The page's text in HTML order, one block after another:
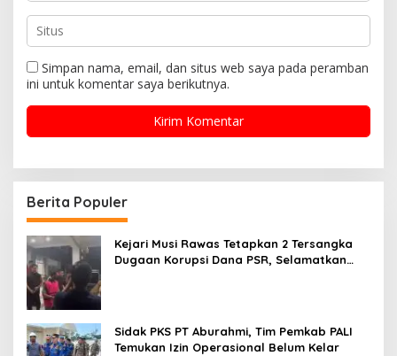
Simpan nama, email, dan situs web saya pada peramban
ini untuk komentar saya berikutnya.
Berita Populer
Kejari Musi Rawas Tetapkan 2 Tersangka
Dugaan Korupsi Dana PSR, Selamatkan
Sidak PKS PT Aburahmi, Tim Pemkab PALI
Temukan Izin Operasional Belum Kelar